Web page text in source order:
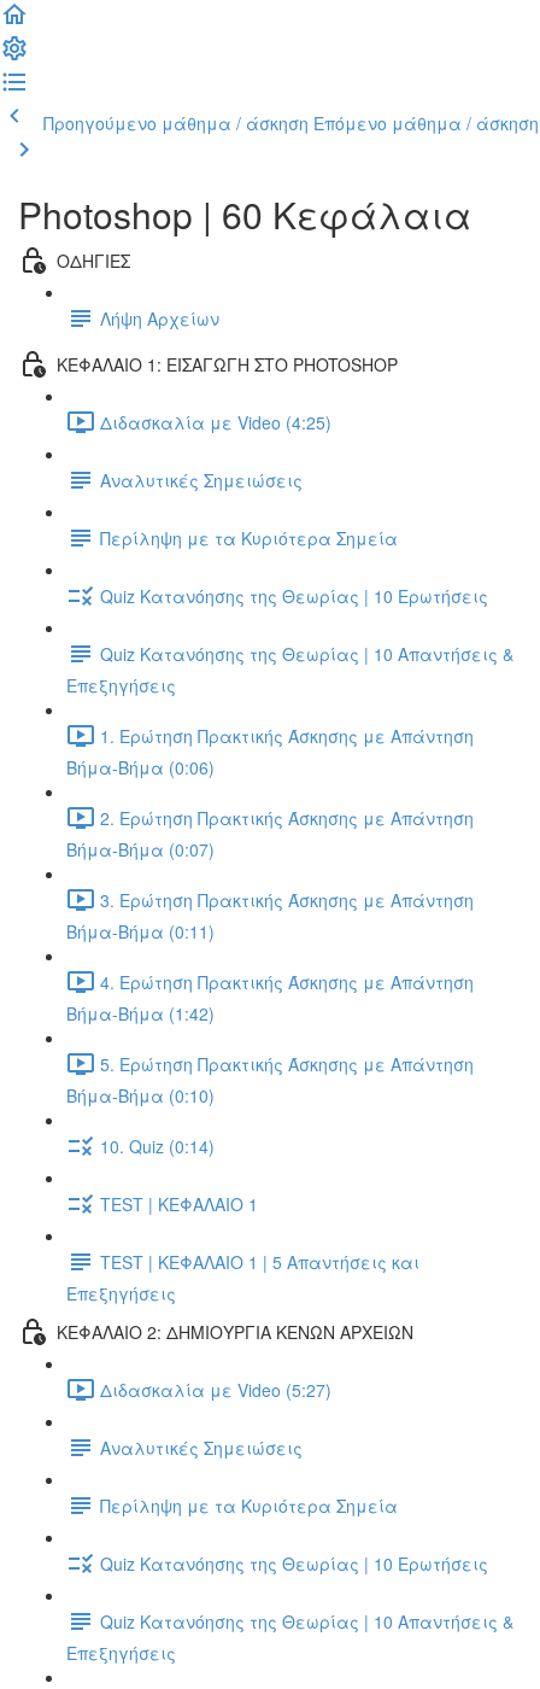
Προηγούμενο μάθημα / άσκηση Επόμενο μάθημα / άσκηση
Photoshop | 60 Κεφάλαια
ΟΔΗΓΙΕΣ
Λήψη Αρχείων
ΚΕΦΑΛΑΙΟ 1: ΕΙΣΑΓΩΓΗ ΣΤΟ PHOTOSHOP
Διδασκαλία με Video (4:25)
Αναλυτικές Σημειώσεις
Περίληψη με τα Κυριότερα Σημεία
Quiz Κατανόησης της Θεωρίας | 10 Ερωτήσεις
Quiz Κατανόησης της Θεωρίας | 10 Απαντήσεις &
Επεξηγήσεις
1. Ερώτηση Πρακτικής Άσκησης με Απάντηση
Βήμα-Βήμα (0:06)
2. Ερώτηση Πρακτικής Άσκησης με Απάντηση
Βήμα-Βήμα (0:07)
3. Ερώτηση Πρακτικής Άσκησης με Απάντηση
Βήμα-Βήμα (0:11)
4. Ερώτηση Πρακτικής Άσκησης με Απάντηση
Βήμα-Βήμα (1:42)
5. Ερώτηση Πρακτικής Άσκησης με Απάντηση
Βήμα-Βήμα (0:10)
10. Quiz (0:14)
TEST | ΚΕΦΑΛΑΙΟ 1
TEST | ΚΕΦΑΛΑΙΟ 1 | 5 Απαντήσεις και
Επεξηγήσεις
ΚΕΦΑΛΑΙΟ 2: ΔΗΜΙΟΥΡΓΙΑ ΚΕΝΩΝ ΑΡΧΕΙΩΝ
Διδασκαλία με Video (5:27)
Αναλυτικές Σημειώσεις
Περίληψη με τα Κυριότερα Σημεία
Quiz Κατανόησης της Θεωρίας | 10 Ερωτήσεις
Quiz Κατανόησης της Θεωρίας | 10 Απαντήσεις &
Επεξηγήσεις